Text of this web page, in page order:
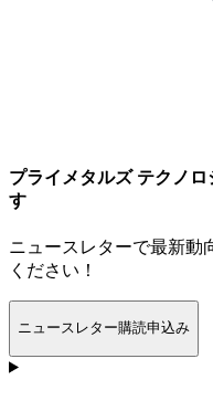
プライメタルズ テクノ
す
ニュースレターで最新動
ください！
ニュースレター購読申込み